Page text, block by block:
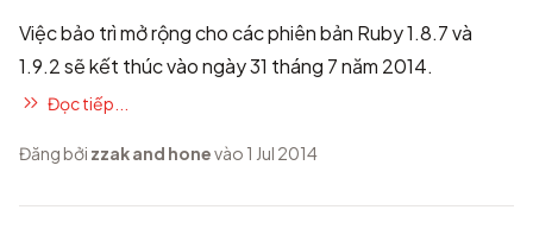
Việc bảo trì mở rộng cho các phiên bản Ruby 1.8.7 và
1.9.2 sẽ kết thúc vào ngày 31 tháng 7 năm 2014.
Đọc tiếp...
Đăng bởi zzak and honevào 1 Jul 2014